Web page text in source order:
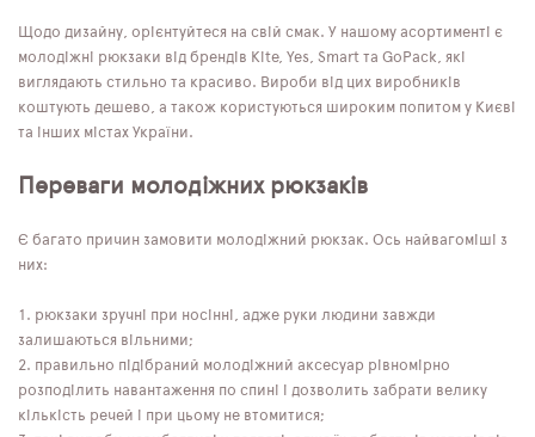
Щодо дизайну, орієнтуйтеся на свій смак. У нашому асортименті є
молодіжні рюкзаки від брендів Kite, Yes, Smart та GoPack, які
виглядають стильно та красиво. Вироби від цих виробників
коштують дешево, а також користуються широким попитом у Києві
та інших містах України.
Переваги молодіжних рюкзаків
Є багато причин замовити молодіжний рюкзак. Ось найвагоміші з
них:
рюкзаки зручні при носінні, адже руки людини завжди
залишаються вільними;
правильно підібраний молодіжний аксесуар рівномірно
розподілить навантаження по спині і дозволить забрати велику
кількість речей і при цьому не втомитися;